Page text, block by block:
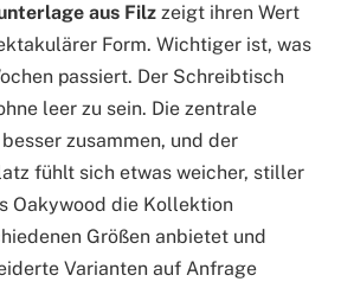
aus Filz zeigt ihren Wert
Form. Wichtiger ist, was
passiert. Der Schreibtisch
leer zu sein. Die zentrale
zusammen, und der
fühlt sich etwas weicher, stiller
Oakywood die Kollektion
Größen anbietet und
Varianten auf Anfrage